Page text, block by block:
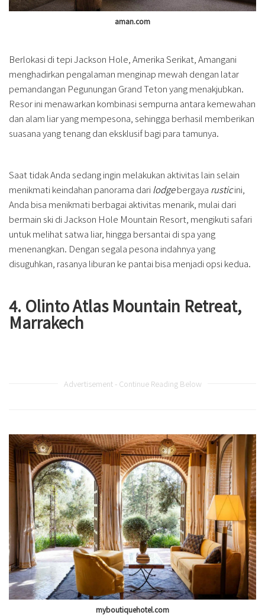
aman.com
Berlokasi di tepi Jackson Hole, Amerika Serikat, Amangani
menghadirkan pengalaman menginap mewah dengan latar
pemandangan Pegunungan Grand Teton yang menakjubkan.
Resor ini menawarkan kombinasi sempurna antara kemewahan
dan alam liar yang mempesona, sehingga berhasil memberikan
suasana yang tenang dan eksklusif bagi para tamunya.
Saat tidak Anda sedang ingin melakukan aktivitas lain selain
menikmati keindahan panorama dari lodgebergaya rusticini,
Anda bisa menikmati berbagai aktivitas menarik, mulai dari
bermain ski di Jackson Hole Mountain Resort, mengikuti safari
untuk melihat satwa liar, hingga bersantai di spa yang
menenangkan. Dengan segala pesona indahnya yang
disuguhkan, rasanya liburan ke pantai bisa menjadi opsi kedua.
4. Olinto Atlas Mountain Retreat,
Marrakech
Advertisement - Continue Reading Below
myboutiquehotel.com